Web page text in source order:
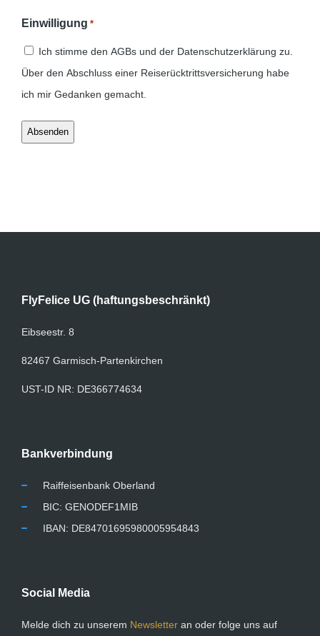
Einwilligung *
Ich stimme den AGBs und der Datenschutzerklärung zu.
Über den Abschluss einer Reiserücktrittsversicherung habe
ich mir Gedanken gemacht.
FlyFelice UG (haftungsbeschränkt)
Eibseestr. 8
82467 Garmisch-Partenkirchen
UST-ID NR: DE366774634
Bankverbindung
Raiffeisenbank Oberland
BIC: GENODEF1MIB
IBAN: DE84701695980005954843
Social Media
Melde dich zu unserem Newsletter an oder folge uns auf